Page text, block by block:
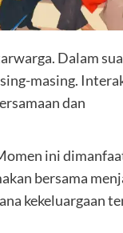
Dalam
masing.
dan
ini
bersama
kekeluargaan